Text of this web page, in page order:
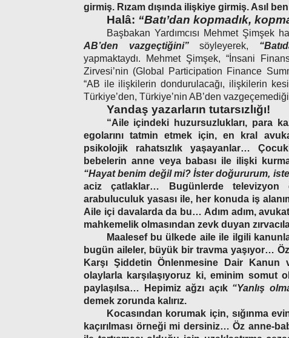
girmiş. Rızam dışında ilişkiye girmiş. Asıl
Halâ: “Batı’dan kopmadık,
Başbakan Yardımcısı Mehmet Şimşek
AB’den vazgeçtiğini”söyleyerek,
yapmaktaydı. Mehmet Şimşek, “İnsani
Zirvesi’nin (Global Participation Finance
“AB ile ilişkilerin dondurulacağı, ilişkilerin
Türkiye’den, Türkiye’nin AB’den
Yandaş yazarların tutarsızlığı!
“Aile içindeki huzursuzlukları, para
egolarını tatmin etmek için, en kral
psikolojik rahatsızlık yaşayanlar…
bebelerin anne veya babası ile ilişki
“Hayat benim değil mi? İster doğururum,
aciz çatlaklar… Bugünlerde televizyon
arabuluculuk yasası ile, her konuda iş
Aile içi davalarda da bu… Adım adım,
mahkemelik olmasından zevk duyan
Maalesef bu ülkede aile ile ilgili
bugün aileler, büyük bir travma yaşıyor…
Karşı Şiddetin Önlenmesine Dair
olaylarla karşılaşıyoruz ki, eminim somut
paylaşılsa… Hepimiz ağzı açık “Yanlış
demek zorunda kalırız.
Kocasından korumak için, sığınma
kaçırılması örneği mi dersiniz… Öz anne-